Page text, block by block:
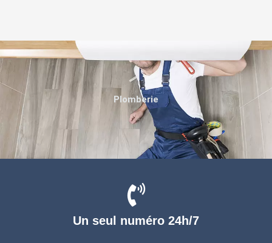
Un seul numéro 24h/7
Plomberie